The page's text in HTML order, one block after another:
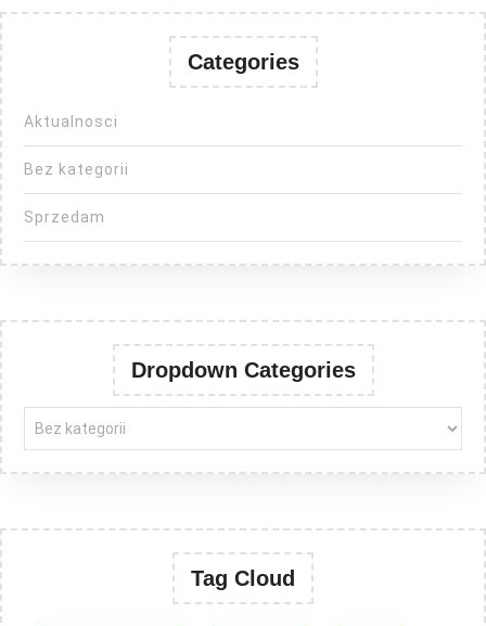
Categories
Aktualnosci
Bez kategorii
Sprzedam
Dropdown Categories
Tag Cloud